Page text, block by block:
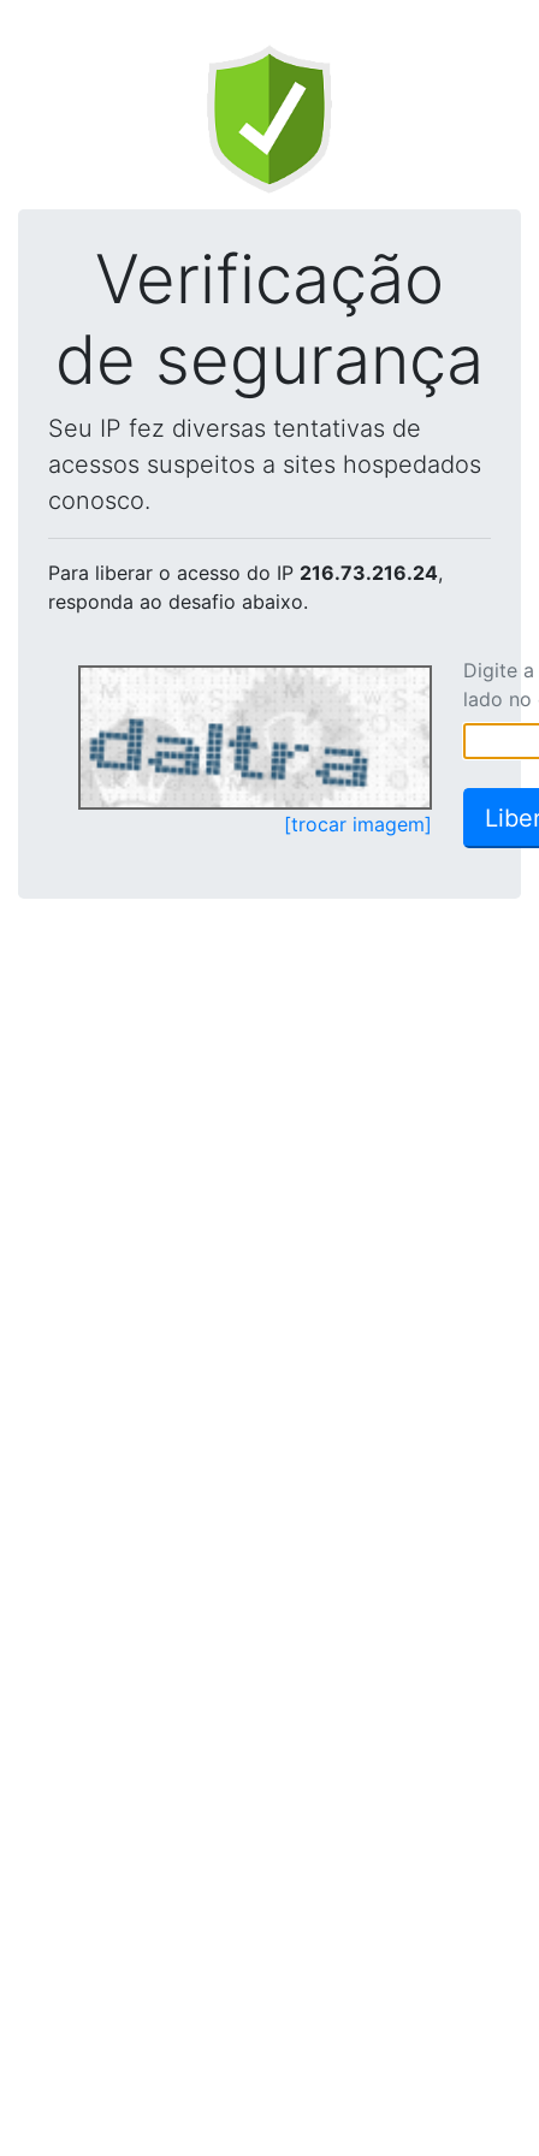
Verificação
de segurança
Seu IP fez diversas tentativas de
acessos suspeitos a sites hospedados
conosco.
Para liberar o acesso do IP 216.73.216.24,
responda ao desafio abaixo.
[trocar imagem]
Digite
lado no